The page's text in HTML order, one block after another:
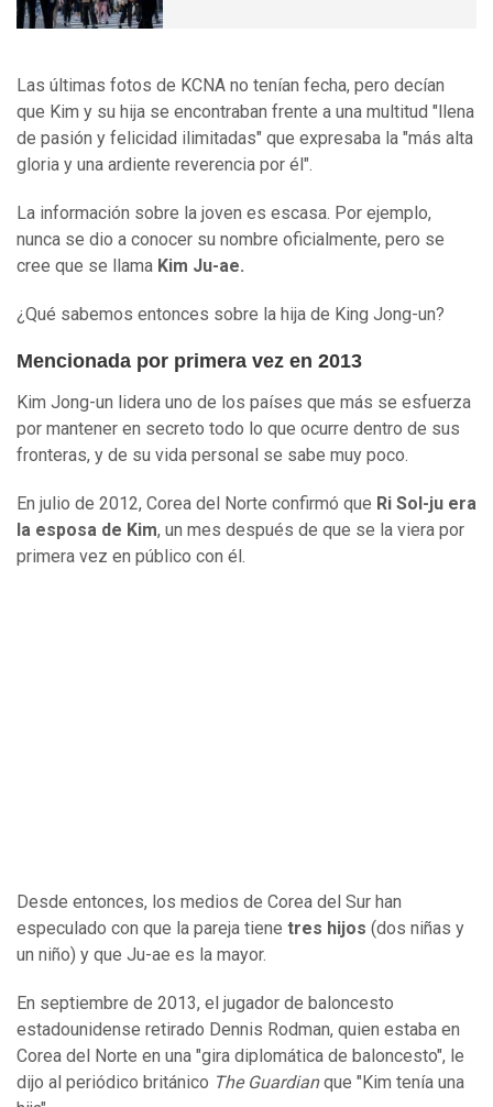
Las últimas fotos de KCNA no tenían fecha, pero decían
que Kim y su hija se encontraban frente a una multitud "llena
de pasión y felicidad ilimitadas" que expresaba la "más alta
gloria y una ardiente reverencia por él".
La información sobre la joven es escasa. Por ejemplo,
nunca se dio a conocer su nombre oficialmente, pero se
cree que se llama Kim Ju-ae.
¿Qué sabemos entonces sobre la hija de King Jong-un?
Mencionada por primera vez en 2013
Kim Jong-un lidera uno de los países que más se esfuerza
por mantener en secreto todo lo que ocurre dentro de sus
fronteras, y de su vida personal se sabe muy poco.
En julio de 2012, Corea del Norte confirmó que Ri Sol-ju era
la esposa de Kim, un mes después de que se la viera por
primera vez en público con él.
Desde entonces, los medios de Corea del Sur han
especulado con que la pareja tiene tres hijos (dos niñas y
un niño) y que Ju-ae es la mayor.
En septiembre de 2013, el jugador de baloncesto
estadounidense retirado Dennis Rodman, quien estaba en
Corea del Norte en una "gira diplomática de baloncesto", le
dijo al periódico británico The Guardianque "Kim tenía una